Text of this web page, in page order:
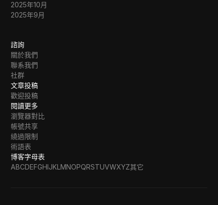
2025年10月
2025年9月
諮詢
關於我們
聯系我們
社群
文章投稿
歡迎投稿
閱讀更多
瀏覽器對比
帳號共享
繞過限制
術語表
博客字母表
ABCDEFGH JKLM NOPQRSTUVWXYZ其它